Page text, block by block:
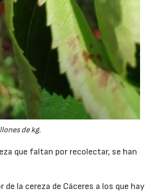
de kg.
que faltan por recolectar, se han
la cereza de Cáceres a los que hay